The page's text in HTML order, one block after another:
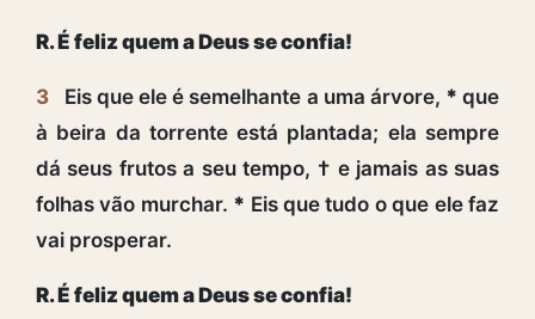
R. É feliz quem a Deus se confia!
3 Eis que ele é semelhante a uma árvore, * que
à beira da torrente está plantada; ela sempre
dá seus frutos a seu tempo, † e jamais as suas
folhas vão murchar. * Eis que tudo o que ele faz
vai prosperar.
R. É feliz quem a Deus se confia!